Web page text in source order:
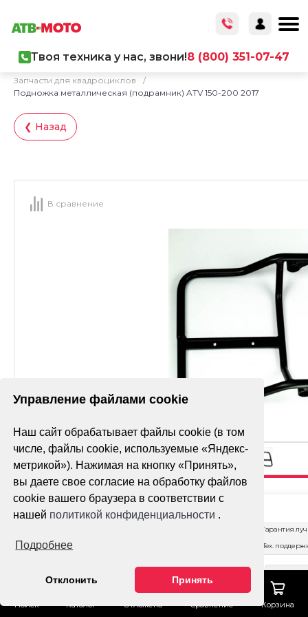
Управление файлами cookie
Наш сайт обрабатывает файлы cookie (в том
числе, файлы cookie, используемые «Яндекс-
метрикой»). Нажимая на кнопку «Принять»,
вы даете свое согласие на обработку файлов
cookie вашего браузера в соответствии с
нашей политикой конфиденциальности .
Подробнее
Отклонить Принять
Поиск Каталог Отложено Сравнение Корзина
Твоя техника у нас, звони!8 (800) 351-07-47
Запчасти для квадроциклов
/
Подножка металлическая (подрамник) ATV 150-200 2017
❮ Назад
В сравнение
ПОДНОЖКА
МЕТАЛЛИЧЕСКАЯ
(ПОДРАМНИК)
ATV 150-200 2017
Гарантия
Тех.